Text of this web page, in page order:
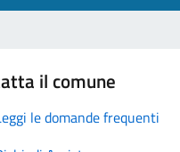
il comune
le domande frequenti